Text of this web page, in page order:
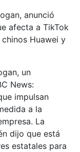
anunció
afecta a TikTok
Huawei y
un
News:
impulsan
a la
La
dijo que está
estatales para